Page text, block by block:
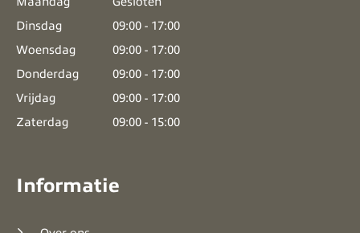
Dinsdag
09:00 - 17:00
Woensdag
09:00 - 17:00
Donderdag
09:00 - 17:00
Vrijdag
09:00 - 17:00
Zaterdag
09:00 - 15:00
Informatie